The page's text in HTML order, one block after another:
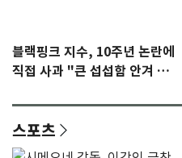
블랙핑크 지수, 10주년 논란에
직접 사과 "큰 섭섭함 안겨 미
스포츠